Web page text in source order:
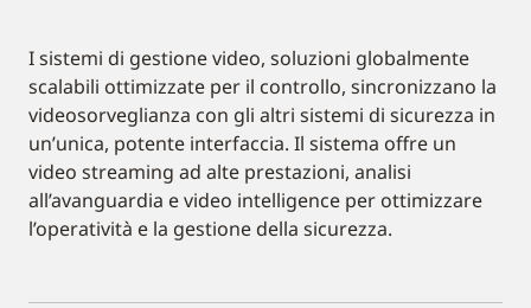
I sistemi di gestione video, soluzioni globalmente
scalabili ottimizzate per il controllo, sincronizzano la
videosorveglianza con gli altri sistemi di sicurezza in
un’unica, potente interfaccia. Il sistema offre un
video streaming ad alte prestazioni, analisi
all’avanguardia e video intelligence per ottimizzare
l’operatività e la gestione della sicurezza.